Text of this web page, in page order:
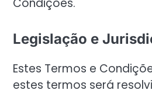
Condições.
Legislação e
Estes Termos e
estes termos será